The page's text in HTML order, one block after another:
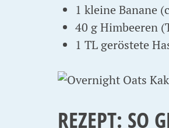
1 kleine Banane
40 g Himbeeren
1 TL geröstete
REZEPT: SO